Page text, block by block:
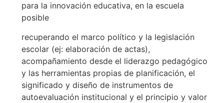
para la innovación educativa, en la escuela
posible
recuperando el marco político y la legislación
escolar (ej: elaboración de actas),
acompañamiento desde el liderazgo pedagógico
y las herramientas propias de planificación, el
significado y diseño de instrumentos de
autoevaluación institucional y el principio y valor